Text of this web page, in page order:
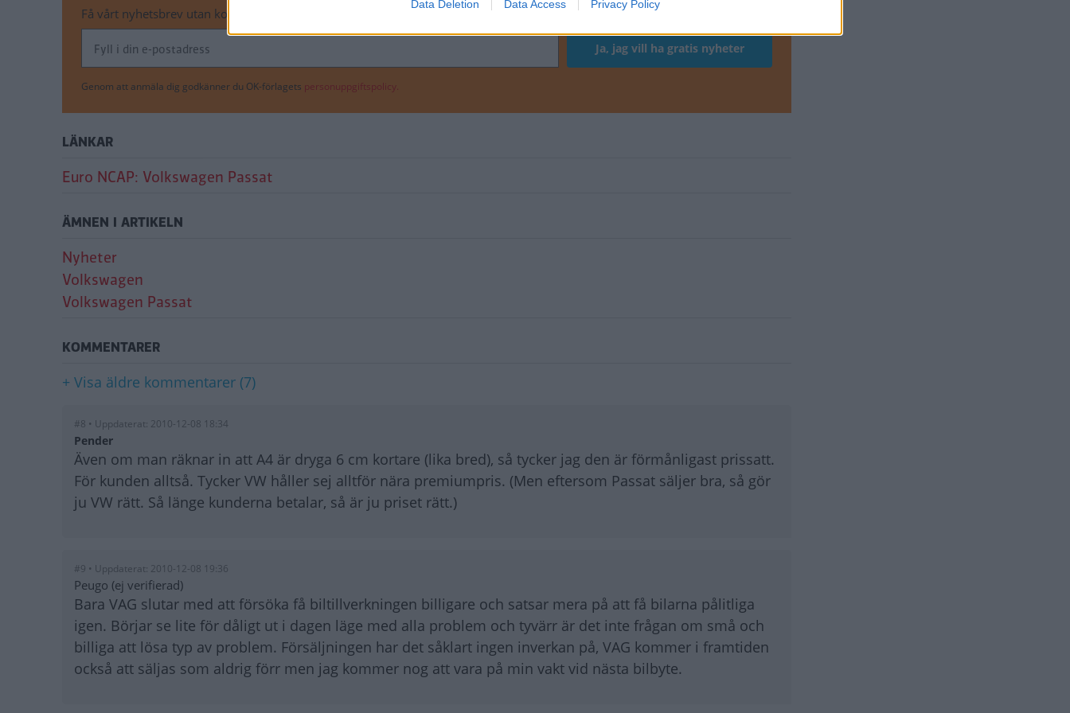
Data Deletion Data Access Privacy Policy
Få vårt nyhetsbrev utan kostnad
Genom att anmäla dig godkänner du OK-förlagets personuppgiftspolicy.
LÄNKAR
Euro NCAP: Volkswagen Passat
ÄMNEN I ARTIKELN
Nyheter
Volkswagen
Volkswagen Passat
KOMMENTARER
+ Visa äldre kommentarer (7)
#8 • Uppdaterat: 2010-12-08 18:34
Pender
Även om man räknar in att A4 är dryga 6 cm kortare (lika bred), så tycker jag den är förmånligast prissatt.
För kunden alltså. Tycker VW håller sej alltför nära premiumpris. (Men eftersom Passat säljer bra, så gör
ju VW rätt. Så länge kunderna betalar, så är ju priset rätt.)
#9 • Uppdaterat: 2010-12-08 19:36
Peugo (ej verifierad)
Bara VAG slutar med att försöka få biltillverkningen billigare och satsar mera på att få bilarna pålitliga
igen. Börjar se lite för dåligt ut i dagen läge med alla problem och tyvärr är det inte frågan om små och
billiga att lösa typ av problem. Försäljningen har det såklart ingen inverkan på, VAG kommer i framtiden
också att säljas som aldrig förr men jag kommer nog att vara på min vakt vid nästa bilbyte.